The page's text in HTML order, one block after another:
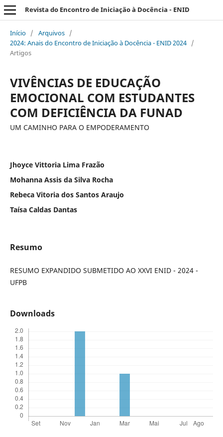
Revista do Encontro de Iniciação à Docência - ENID
Início / Arquivos /
2024: Anais do Encontro de Iniciação à Docência - ENID 2024 /
Artigos
VIVÊNCIAS DE EDUCAÇÃO
EMOCIONAL COM ESTUDANTES
COM DEFICIÊNCIA DA FUNAD
UM CAMINHO PARA O EMPODERAMENTO
Jhoyce Vittoria Lima Frazão
Mohanna Assis da Silva Rocha
Rebeca Vitoria dos Santos Araujo
Taísa Caldas Dantas
Resumo
RESUMO EXPANDIDO SUBMETIDO AO XXVI ENID - 2024 -
UFPB
Downloads